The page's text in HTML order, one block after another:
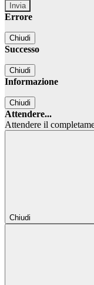
Errore
Chiudi
Successo
Chiudi
Informazione
Chiudi
Attendere...
Attendere il
Chiudi